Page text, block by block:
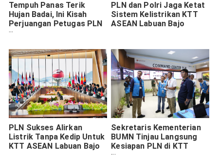
Tempuh Panas Terik
Hujan Badai, Ini Kisah
Perjuangan Petugas PLN
Kawal KTT ASEAN Labuan
PLN dan Polri Jaga Ketat
Sistem Kelistrikan KTT
ASEAN Labuan Bajo
PLN Sukses Alirkan
Listrik Tanpa Kedip Untuk
KTT ASEAN Labuan Bajo
Sekretaris Kementerian
BUMN Tinjau Langsung
Kesiapan PLN di KTT